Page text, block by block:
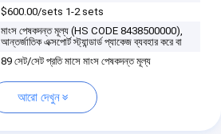
$600.00/sets 1-2 sets
মাংস পেষকদন্ত মূল্য (HS CODE 8438500000),
আন্তর্জাতিক এক্সপোর্ট স্ট্যান্ডার্ড প্যাকেজ ব্যবহার করে বা
89 সেট/সেট প্রতি মাসে মাংস পেষকদন্ত মূল্য
আরো দেখুন